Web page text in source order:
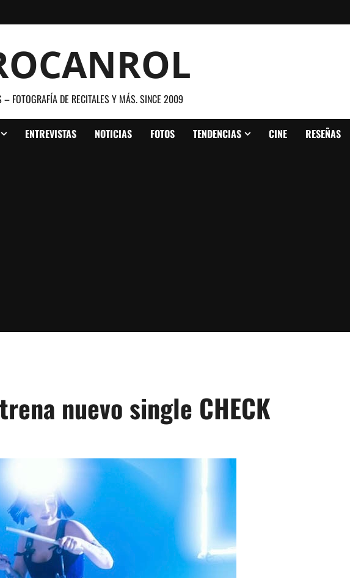
FOTOGRAFÍA DE RECITALES Y MÁS. SINCE 2009
ENTREVISTAS NOTICIAS FOTOS TENDENCIAS CINE RESEÑAS
nuevo single CHECK